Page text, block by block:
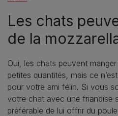
Les chats
de la
Oui, les chats peuvent
petites quantités, mais ce
pour votre ami félin. Si vous
votre chat avec une friandise
préférable de lui offrir du